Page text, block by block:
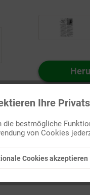
Ihre
bestmögliche
von Cookies
Cookies akzeptieren